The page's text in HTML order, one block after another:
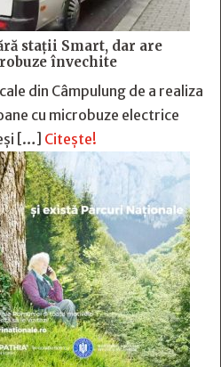
staţii Smart, dar are
învechite
din Câmpulung de a realiza
cu microbuze electrice
[…] Citește!